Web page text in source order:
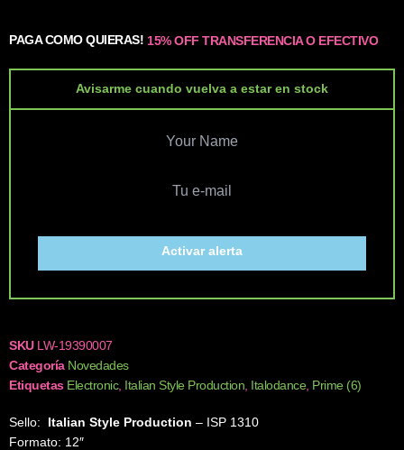
PAGA COMO QUIERAS! 15% OFF TRANSFERENCIA O EFECTIVO
Avisarme cuando vuelva a estar en stock
Activar alerta
SKU LW-19390007
Categoría Novedades
Etiquetas Electronic, Italian Style Production Italodance, Prime (6)
Sello: Italian Style Production ‎– ISP 1310
Formato: 12″